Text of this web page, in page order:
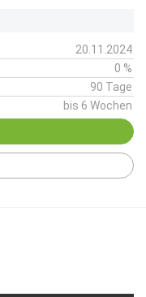
20.11.2024
0 %
90 Tage
bis 6 Wochen